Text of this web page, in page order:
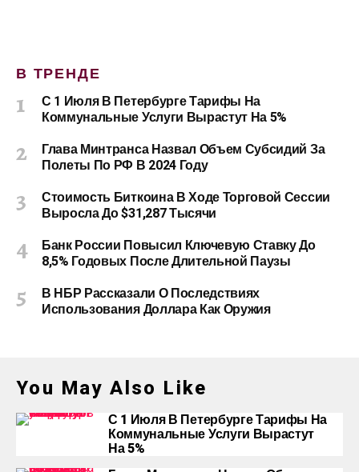
В ТРЕНДЕ
С 1 Июля В Петербурге Тарифы На
Коммунальные Услуги Вырастут На 5%
Глава Минтранса Назвал Объем Субсидий За
Полеты По РФ В 2024 Году
Стоимость Биткоина В Ходе Торговой Сессии
Выросла До $31,287 Тысячи
Банк России Повысил Ключевую Ставку До
8,5% Годовых После Длительной Паузы
В НБР Рассказали О Последствиях
Использования Доллара Как Оружия
You May Also Like
С 1 Июля В Петербурге Тарифы На
Коммунальные Услуги Вырастут
На 5%